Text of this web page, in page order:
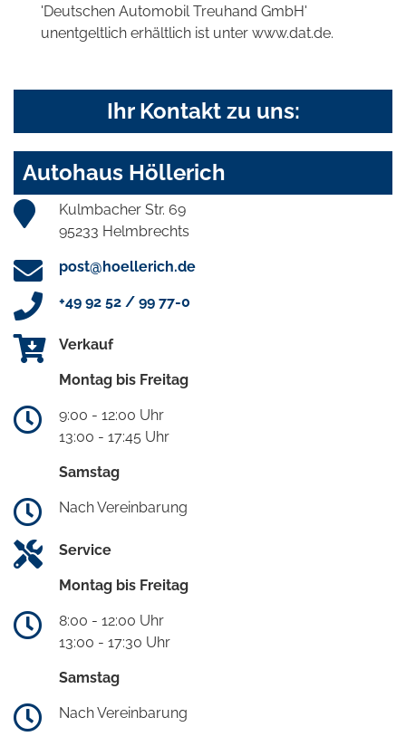
'Deutschen Automobil Treuhand GmbH'
unentgeltlich erhältlich ist unter www.dat.de.
Ihr Kontakt zu uns:
Autohaus Höllerich
Kulmbacher Str. 69
95233 Helmbrechts
post@hoellerich.de
+49 92 52 / 99 77-0
Verkauf
Montag bis Freitag
9:00 - 12:00 Uhr
13:00 - 17:45 Uhr
Samstag
Nach Vereinbarung
Service
Montag bis Freitag
8:00 - 12:00 Uhr
13:00 - 17:30 Uhr
Samstag
Nach Vereinbarung